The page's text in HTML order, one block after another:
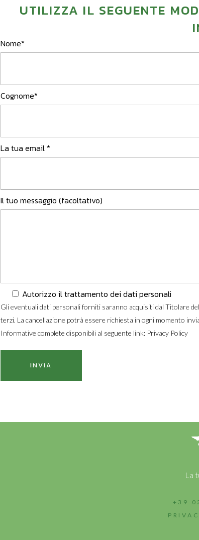
UTILIZZA IL SEGUENTE
Nome*
Cognome*
La tua email *
Il tuo messaggio (facoltativo)
Autorizzo il trattamento dei dati personali
Gli eventuali dati personali forniti saranno acquisiti dal Titolare
terzi. La cancellazione potrà essere richiesta in ogni momento
Informative complete disponibili al seguente link: Privacy Policy
La
+39